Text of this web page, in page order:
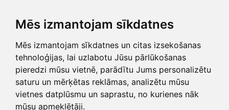
Mēs izmantojam sīkdatnes
Mēs izmantojam sīkdatnes un citas izsekošanas
tehnoloģijas, lai uzlabotu Jūsu pārlūkošanas
pieredzi mūsu vietnē, parādītu Jums personalizētu
saturu un mērķētas reklāmas, analizētu mūsu
vietnes datplūsmu un saprastu, no kurienes nāk
mūsu apmeklētāji.